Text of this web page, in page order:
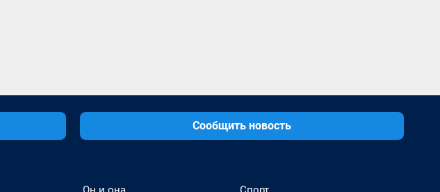
Сообщить новость